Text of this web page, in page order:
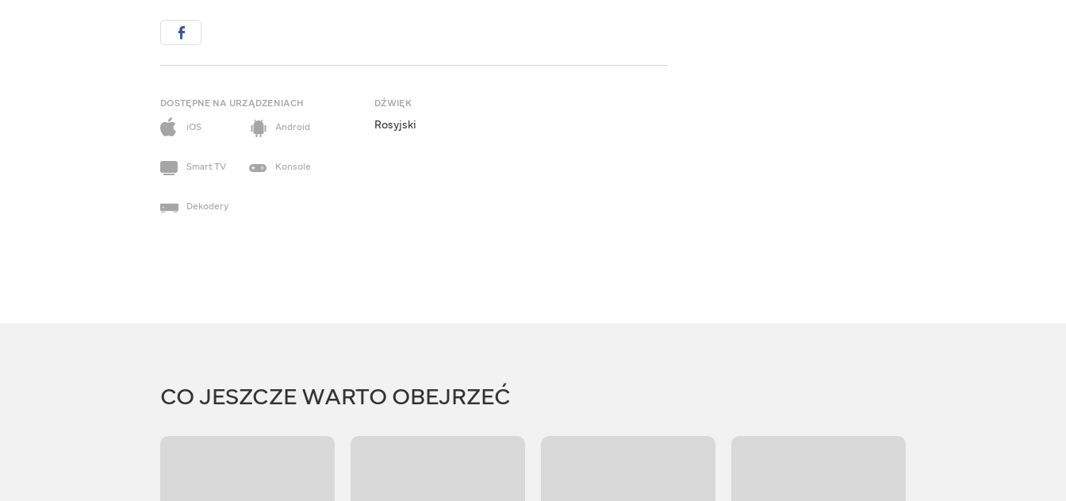
DOSTĘPNE NA URZĄDZENIACH
iOS
Android
Smart TV Konsole
Dekodery
DŹWIĘK
Rosyjski
CO JESZCZE WARTO OBEJRZEĆ